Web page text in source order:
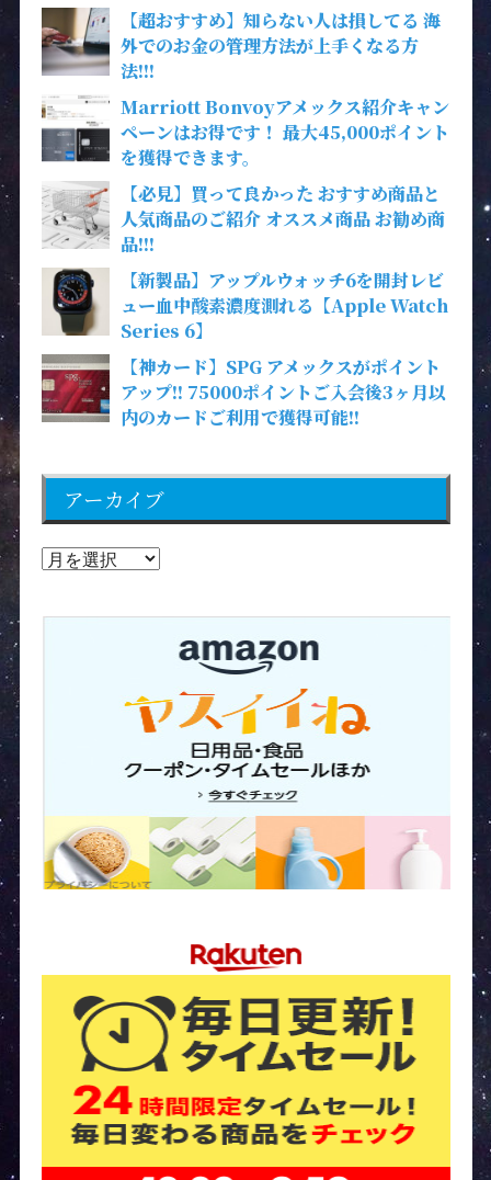
【超おすすめ】知らない人は損してる 海
外でのお金の管理方法が上手くなる方
法!!!
Marriott Bonvoyアメックス紹介キャン
ペーンはお得です！ 最大45,000ポイント
を獲得できます。
【必見】買って良かった おすすめ商品と
人気商品のご紹介 オススメ商品 お勧め商
品!!!
【新製品】アップルウォッチ6を開封レビ
ュー血中酸素濃度測れる【Apple Watch
Series 6】
【神カード】SPG アメックスがポイント
アップ!! 75000ポイントご入会後3ヶ月以
内のカードご利用で獲得可能!!
アーカイブ